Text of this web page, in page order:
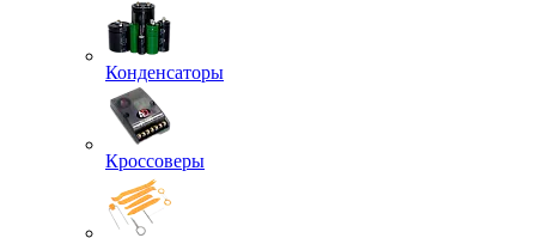
Конденсаторы
Кроссоверы